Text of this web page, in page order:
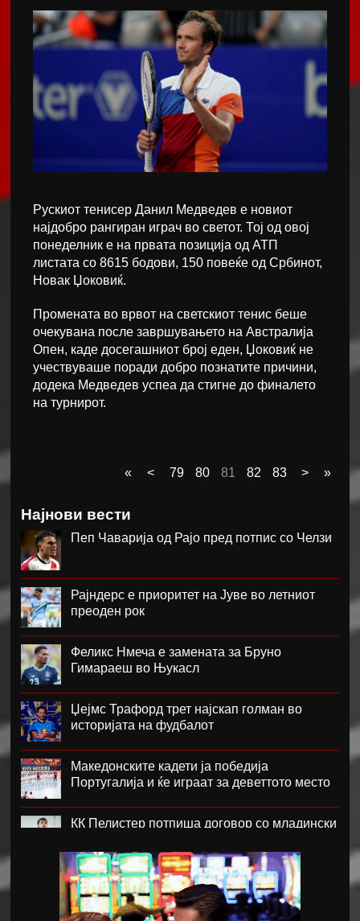
Рускиот тенисер Данил Медведев е новиот
најдобро рангиран играч во светот. Тој од овој
понеделник е на првата позиција од АТП
листата со 8615 бодови, 150 повеќе од Србинот,
Новак Џоковиќ.
Промената во врвот на светскиот тенис беше
очекувана после завршувањето на Австралија
Опен, каде досегашниот број еден, Џоковиќ не
учествуваше поради добро познатите причини,
додека Медведев успеа да стигне до финалето
на турнирот.
« < 79 80 81 82 83 > »
Најнови вести
Пеп Чаварија од Рајо пред потпис со Челзи
Рајндерс е приоритет на Јуве во летниот
преоден рок
Феликс Нмеча е замената за Бруно
Гимараеш во Њукасл
Џејмс Трафорд трет најскап голман во
историјата на фудбалот
Македонските кадети ја победија
Португалија и ќе играат за деветтото место
КК Пелистер потпиша договор со младински
Магнес Аклиуш официјално претставен во
Париз